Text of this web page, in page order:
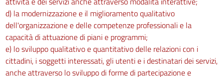
d) la modernizzazione e il miglioramento qualitativo
dell'organizzazione e delle competenze professionali e la
capacità di attuazione di piani e programmi;
e) lo sviluppo qualitativo e quantitativo delle relazioni con i
cittadini, i soggetti interessati, gli utenti e i destinatari dei servizi,
anche attraverso lo sviluppo di forme di partecipazione e